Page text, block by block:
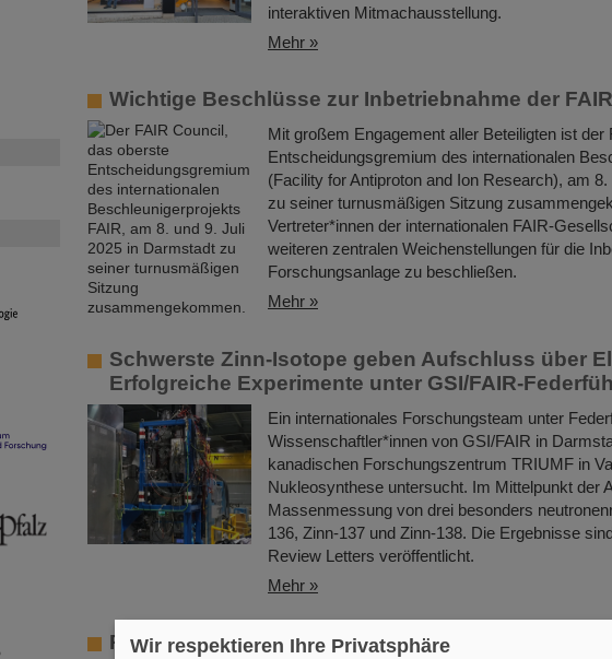
interaktiven Mitmachausstellung.
Mehr »
Wichtige Beschlüsse zur Inbetriebnahme der
Mit großem Engagement aller Beteiligten ist
Entscheidungsgremium des internationalen
(Facility for Antiproton and Ion Research), am
zu seiner turnusmäßigen Sitzung
Vertreter*innen der internationalen FAIR-
weiteren zentralen Weichenstellungen für die
Forschungsanlage zu beschließen.
Mehr »
Schwerste Zinn-Isotope geben Aufschluss über
Erfolgreiche Experimente unter GSI/FAIR-
Ein internationales Forschungsteam unter
Wissenschaftler*innen von GSI/FAIR in
kanadischen Forschungszentrum TRIUMF in
Nukleosynthese untersucht. Im Mittelpunkt der
Massenmessung von drei besonders
136, Zinn-137 und Zinn-138. Die Ergebnisse
Review Letters veröffentlicht.
Mehr »
Professur an der Goethe-Universität Frankfurt für
Wir respektieren Ihre Privatsphäre